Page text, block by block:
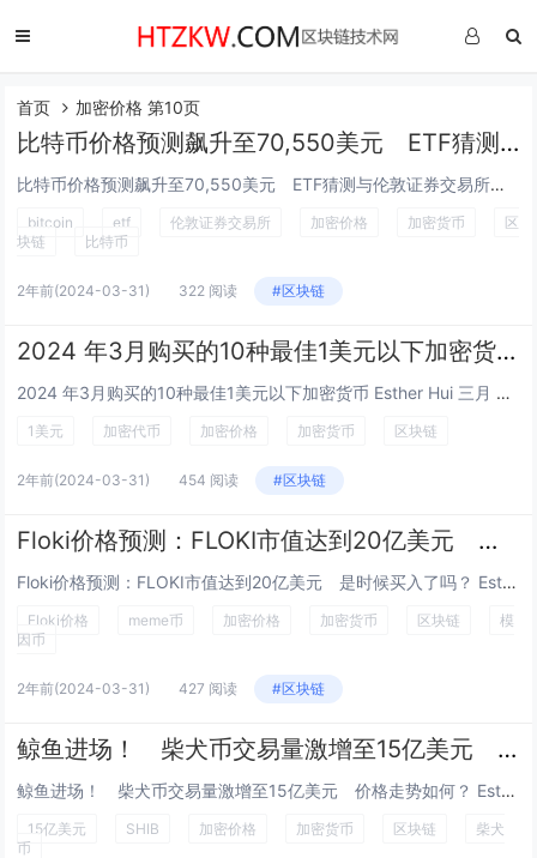
首页 加密价格 第10页
比特币价格预测飙升至70,550美元 ETF猜测与伦敦证券交易所加密货币动向助推
比特币价格预测飙升至70,550美元 ETF猜测与伦敦证券交易所加密货币动向助推 Esther Hui 三月 26, 2024 1...
bitcoin etf 伦敦证券交易所 加密价格 加密货币
区
块链
比特币
2年前(2024-03-31) 322 阅读 #区块链
2024 年3月购买的10种最佳1美元以下加密货币
2024 年3月购买的10种最佳1美元以下加密货币 Esther Hui 三月 27, 2024 18:53 GMT+8...
1美元 加密代币 加密价格 加密货币 区块链
2年前(2024-03-31) 454 阅读 #区块链
Floki价格预测：FLOKI市值达到20亿美元 是时候买入了吗？
Floki价格预测：FLOKI市值达到20亿美元 是时候买入了吗？ Esther Hui 三月 29, 2024 16:00 GM...
Floki价格 meme币 加密价格 加密货币 区块链
模
因币
2年前(2024-03-31) 427 阅读 #区块链
鲸鱼进场！ 柴犬币交易量激增至15亿美元 价格走势如何？
鲸鱼进场！ 柴犬币交易量激增至15亿美元 价格走势如何？ Esther Hui 三月 29, 2024 19:00 GMT+8...
15亿美元 SHIB 加密价格 加密货币 区块链
柴犬
币